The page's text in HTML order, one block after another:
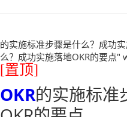
的实施标准步骤是什么？成功
么？成功实施落地OKR的要点
[置顶]
OKR的实施标准